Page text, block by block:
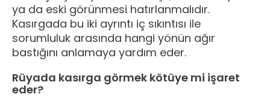
ya da eski görünmesi hatırlanmalıdır.
Kasırgada bu iki ayrıntı iç sıkıntısı ile
sorumluluk arasında hangi yönün ağır
bastığını anlamaya yardım eder.
Rüyada kasırga görmek kötüye mi işaret
eder?